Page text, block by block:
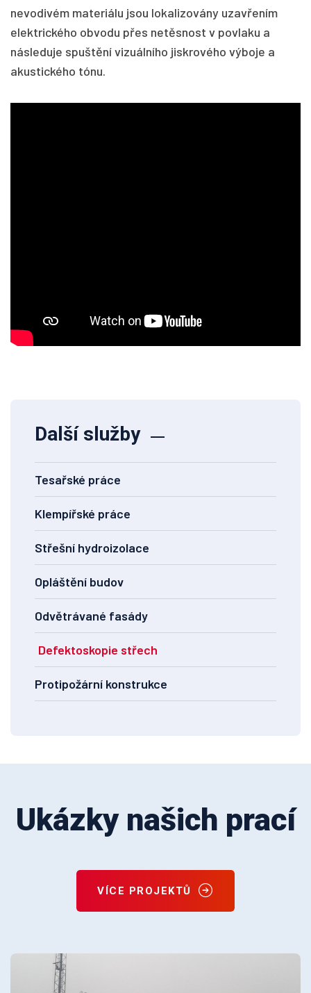
nevodivém materiálu jsou lokalizovány uzavřením
elektrického obvodu přes netěsnost v povlaku a
následuje spuštění vizuálního jiskrového výboje a
akustického tónu.
Další služby
Tesařské práce
Klempířské práce
Střešní hydroizolace
Opláštění budov
Odvětrávané fasády
Defektoskopie střech
Protipožární konstrukce
Ukázky našich prací
VÍCE PROJEKTŮ